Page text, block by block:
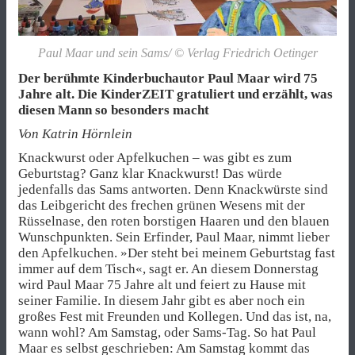
Paul Maar und sein Sams/ © Verlag Friedrich Oetinger
Der berühmte Kinderbuchautor Paul Maar wird 75
Jahre alt. Die KinderZEIT gratuliert und erzählt, was
diesen Mann so besonders macht
Von Katrin Hörnlein
Knackwurst oder Apfelkuchen – was gibt es zum
Geburtstag? Ganz klar Knackwurst! Das würde
jedenfalls das Sams antworten. Denn Knackwürste sind
das Leibgericht des frechen grünen Wesens mit der
Rüsselnase, den roten borstigen Haaren und den blauen
Wunschpunkten. Sein Erfinder, Paul Maar, nimmt lieber
den Apfelkuchen. »Der steht bei meinem Geburtstag fast
immer auf dem Tisch«, sagt er. An diesem Donnerstag
wird Paul Maar 75 Jahre alt und feiert zu Hause mit
seiner Familie. In diesem Jahr gibt es aber noch ein
großes Fest mit Freunden und Kollegen. Und das ist, na,
wann wohl? Am Samstag, oder Sams-Tag. So hat Paul
Maar es selbst geschrieben: Am Samstag kommt das